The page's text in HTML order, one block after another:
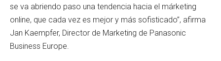
se va abriendo paso una tendencia hacia el márketing
online, que cada vez es mejor y más sofisticado”, afirma
Jan Kaempfer, Director de Marketing de Panasonic
Business Europe.